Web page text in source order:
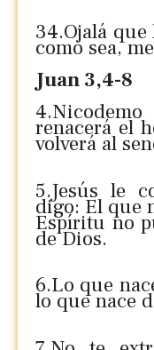
34.Ojalá que
como sea,
Juan 3,4-8
renacerá el
volverá al
5.Jesús le
digo: El que
Espíritu no
de Dios.
6.Lo que
lo que nace